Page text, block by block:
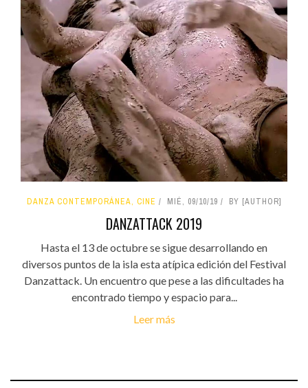
DANZA CONTEMPORÁNEA, CINE MIÉ, 09/10/19 BY [AUTHOR]
DANZATTACK 2019
Hasta el 13 de octubre se sigue desarrollando en
diversos puntos de la isla esta atípica edición del Festival
Danzattack. Un encuentro que pese a las dificultades ha
encontrado tiempo y espacio para...
Leer más